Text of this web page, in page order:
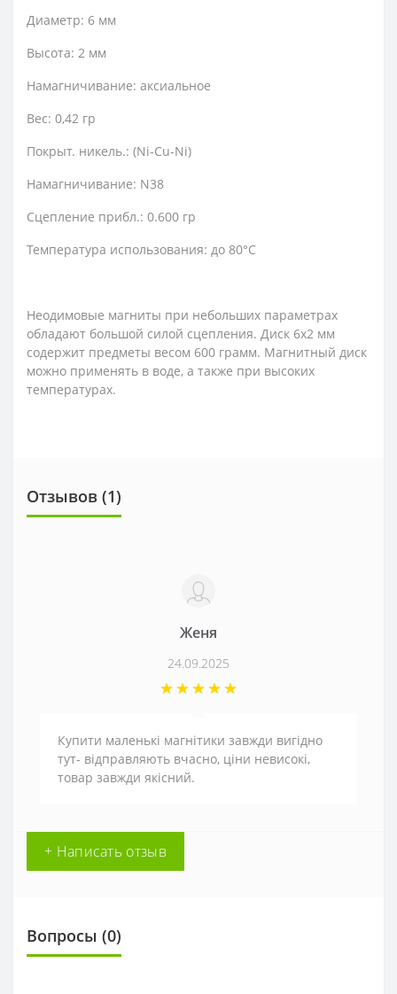
Диаметр: 6 мм
Высота: 2 мм
Намагничивание: аксиальное
Вес: 0,42 гр
Покрыт. никель.: (Ni-Cu-Ni)
Намагничивание: N38
Сцепление прибл.: 0.600 гр
Температура использования: до 80°C
Неодимовые магниты при небольших параметрах
обладают большой силой сцепления. Диск 6х2 мм
содержит предметы весом 600 грамм. Магнитный диск
можно применять в воде, а также при высоких
температурах.
Отзывов (1)
Женя
24.09.2025
Купити маленькі магнітики завжди вигідно
тут- відправляють вчасно, ціни невисокі,
товар завжди якісний.
+ Написать отзыв
Вопросы (0)